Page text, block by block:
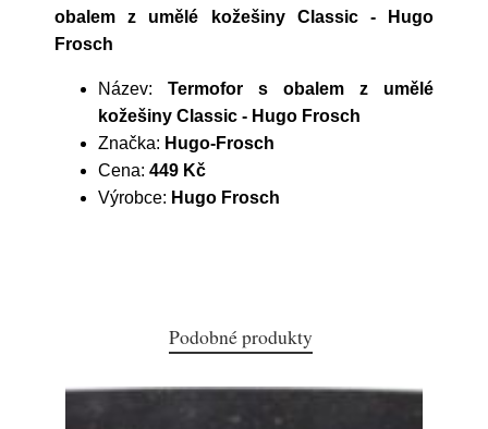
obalem z umělé kožešiny Classic - Hugo
Frosch
Název: Termofor s obalem z umělé
kožešiny Classic - Hugo Frosch
Značka: Hugo-Frosch
Cena: 449 Kč
Výrobce: Hugo Frosch
Podobné produkty